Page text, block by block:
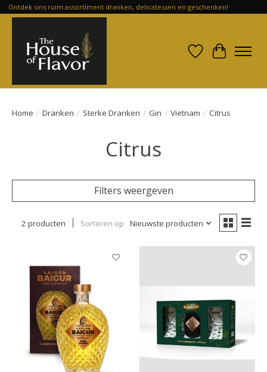
Ontdek ons ruim assortiment dranken, delicatessen en geschenken!
Verlanglijst
Home / Dranken / Sterke Dranken / Gin / Vietnam / Citrus
Citrus
Filters weergeven
2 producten Sorteren op Nieuwste producten